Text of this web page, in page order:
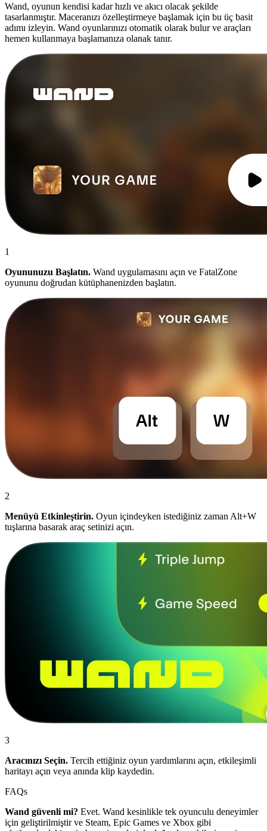
Wand, oyunun kendisi kadar hızlı ve akıcı olacak şekilde
tasarlanmıştır. Maceranızı özelleştirmeye başlamak için bu üç basit
adımı izleyin. Wand oyunlarınızı otomatik olarak bulur ve araçları
hemen kullanmaya başlamanıza olanak tanır.
1
Oyununuzu Başlatın. Wand uygulamasını açın ve FatalZone
oyununu doğrudan kütüphanenizden başlatın.
2
Menüyü Etkinleştirin. Oyun içindeyken istediğiniz zaman Alt+W
tuşlarına basarak araç setinizi açın.
3
Aracınızı Seçin. Tercih ettiğiniz oyun yardımlarını açın, etkileşimli
haritayı açın veya anında klip kaydedin.
FAQs
Wand güvenli mi? Evet. Wand kesinlikle tek oyunculu deneyimler
için geliştirilmiştir ve Steam, Epic Games ve Xbox gibi